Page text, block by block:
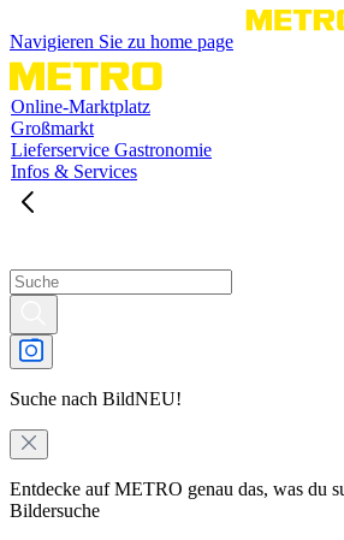
Navigieren Sie zu home page
Online-Marktplatz
Großmarkt
Lieferservice Gastronomie
Infos & Services
Suche nach BildNEU!
Entdecke auf METRO genau das, was du
Bildersuche